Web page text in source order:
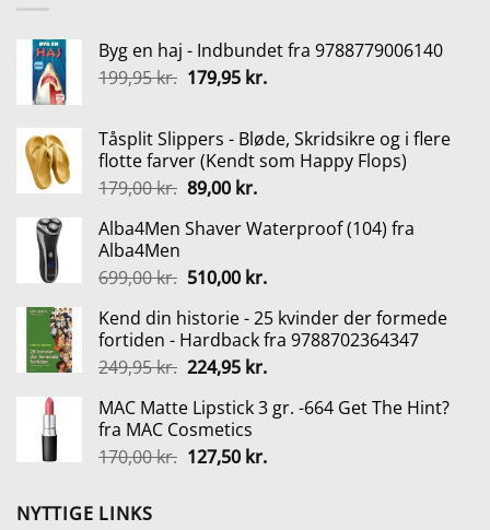
Byg en haj - Indbundet fra 9788779006140
199,95kr. Den
var:
199,95 kr..
179,95 kr.Den
er:
179,95 kr..
Tåsplit Slippers - Bløde, Skridsikre og i flere
flotte farver (Kendt som Happy Flops)
179,00kr. Den
pris
179,00 kr..
89,00 kr.Den
pris
89,00 kr..
Alba4Men Shaver Waterproof (104) fra
Alba4Men
699,00kr. Den
pris
var:
699,00 kr..
510,00 kr.Den
pris
er:
510,00 kr..
Kend din historie - 25 kvinder der formede
fortiden - Hardback fra 9788702364347
249,95kr. Den
pris
var:
249,95 kr..
224,95 kr.Den
pris
224,95 kr..
MAC Matte Lipstick 3 gr. -664 Get The Hint?
fra MAC Cosmetics
170,00kr. Den
127,50 kr.Den
NYTTIGE LINKS